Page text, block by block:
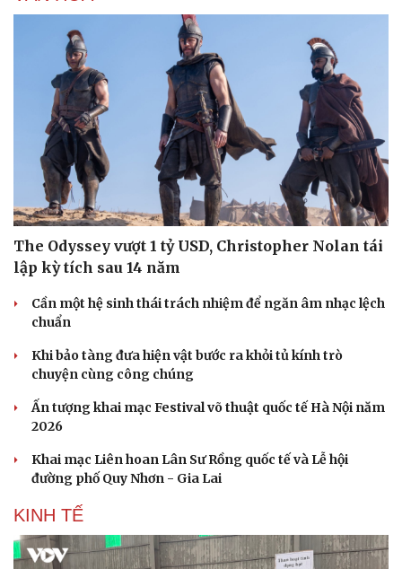
The Odyssey vượt 1 tỷ USD, Christopher Nolan tái
lập kỳ tích sau 14 năm
Cần một hệ sinh thái trách nhiệm để ngăn âm nhạc lệch
chuẩn
Khi bảo tàng đưa hiện vật bước ra khỏi tủ kính trò
chuyện cùng công chúng
Ấn tượng khai mạc Festival võ thuật quốc tế Hà Nội năm
2026
Khai mạc Liên hoan Lân Sư Rồng quốc tế và Lễ hội
đường phố Quy Nhơn - Gia Lai
KINH TẾ